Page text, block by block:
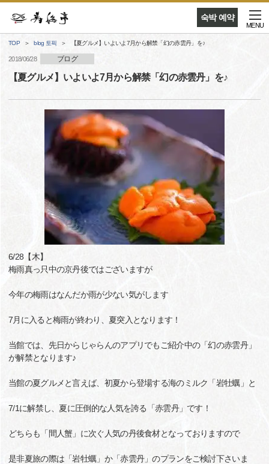
숙박 예약
MENU
TOP blog 토픽 【夏グルメ】いよいよ7月から解禁「幻の赤雲丹」を♪
2018/06/28 ブログ
【夏グルメ】いよいよ7月から解禁「幻の赤雲丹」を♪
6/28【木】
梅雨真っ只中の京丹後ではございますが
今年の梅雨はなんだか雨が少ない気がします
7月に入ると梅雨が終わり、夏突入となります！
当館では、先日からじゃらんのアプリでもご紹介中の「幻の赤雲丹」
が解禁となります♪
当館の夏グルメと言えば、初夏から登場する海のミルク「岩牡蠣」と
7/1に解禁し、夏に圧倒的な人気を誇る「赤雲丹」です！
どちらも「間人蟹」に次ぐ人気の丹後食材となっておりますので
是非夏旅の際は「岩牡蠣」か「赤雲丹」のプランをご検討下さいま